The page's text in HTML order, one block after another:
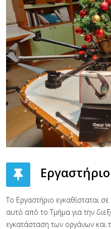
Εργαστήριο
Το Εργαστήριο εγκαθίσταται
αυτό από το Τμήμα για την
εγκατάσταση των οργάνων και